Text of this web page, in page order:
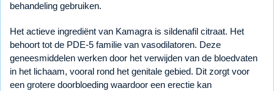
behandeling gebruiken.
Het actieve ingrediënt van Kamagra is sildenafil citraat. Het
behoort tot de PDE-5 familie van vasodilatoren. Deze
geneesmiddelen werken door het verwijden van de bloedvaten
in het lichaam, vooral rond het genitale gebied. Dit zorgt voor
een grotere doorbloeding waardoor een erectie kan